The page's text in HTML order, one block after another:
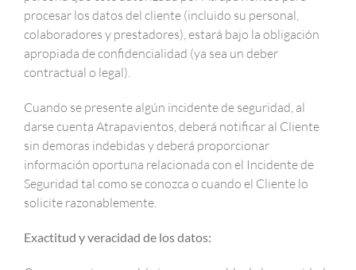
procesar los datos del cliente (incluido su personal,
colaboradores y prestadores), estará bajo la obligación
apropiada de confidencialidad (ya sea un deber
contractual o legal).
Cuando se presente algún incidente de seguridad, al
darse cuenta Atrapavientos, deberá notificar al Cliente
sin demoras indebidas y deberá proporcionar
información oportuna relacionada con el Incidente de
Seguridad tal como se conozca o cuando el Cliente lo
solicite razonablemente.
Exactitud y veracidad de los datos: